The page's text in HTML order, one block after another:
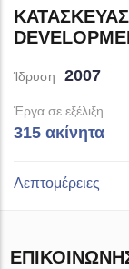
Ίδρυση 2007
Έργα σε εξέλιξη
315 ακίνητα
Λεπτομέρειες